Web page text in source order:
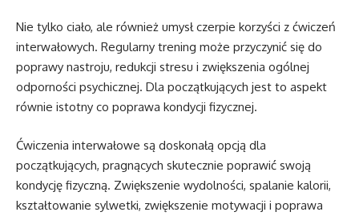
Nie tylko ciało, ale również umysł czerpie korzyści z ćwiczeń
interwałowych. Regularny trening może przyczynić się do
poprawy nastroju, redukcji stresu i zwiększenia ogólnej
odporności psychicznej. Dla początkujących jest to aspekt
równie istotny co poprawa kondycji fizycznej.
Ćwiczenia interwałowe są doskonałą opcją dla
początkujących, pragnących skutecznie poprawić swoją
kondycję fizyczną. Zwiększenie wydolności, spalanie kalorii,
kształtowanie sylwetki, zwiększenie motywacji i poprawa